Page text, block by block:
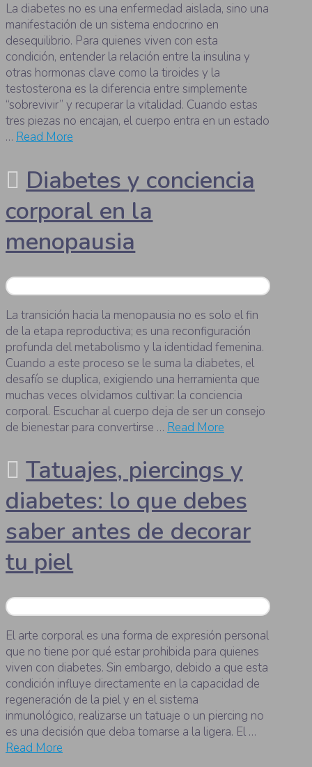
La diabetes no es una enfermedad aislada, sino una
manifestación de un sistema endocrino en
desequilibrio. Para quienes viven con esta
condición, entender la relación entre la insulina y
otras hormonas clave como la tiroides y la
testosterona es la diferencia entre simplemente
“sobrevivir” y recuperar la vitalidad. Cuando estas
tres piezas no encajan, el cuerpo entra en un estado
… Read More
Diabetes y conciencia
corporal en la
menopausia
La transición hacia la menopausia no es solo el fin
de la etapa reproductiva; es una reconfiguración
profunda del metabolismo y la identidad femenina.
Cuando a este proceso se le suma la diabetes, el
desafío se duplica, exigiendo una herramienta que
muchas veces olvidamos cultivar: la conciencia
corporal. Escuchar al cuerpo deja de ser un consejo
de bienestar para convertirse … Read More
Tatuajes, piercings y
diabetes: lo que debes
saber antes de decorar
tu piel
El arte corporal es una forma de expresión personal
que no tiene por qué estar prohibida para quienes
viven con diabetes. Sin embargo, debido a que esta
condición influye directamente en la capacidad de
regeneración de la piel y en el sistema
inmunológico, realizarse un tatuaje o un piercing no
es una decisión que deba tomarse a la ligera. El …
Read More